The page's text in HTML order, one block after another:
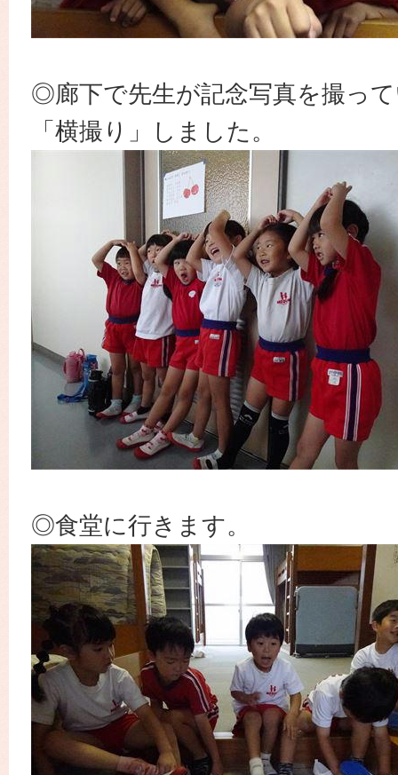
◎廊下で先生が記念写真を撮っ
「横撮り」しました。
◎食堂に行きます。